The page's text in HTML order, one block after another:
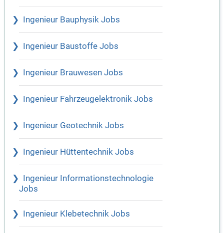
Ingenieur Bauphysik Jobs
Ingenieur Baustoffe Jobs
Ingenieur Brauwesen Jobs
Ingenieur Fahrzeugelektronik Jobs
Ingenieur Geotechnik Jobs
Ingenieur Hüttentechnik Jobs
Ingenieur Informationstechnologie
Jobs
Ingenieur Klebetechnik Jobs